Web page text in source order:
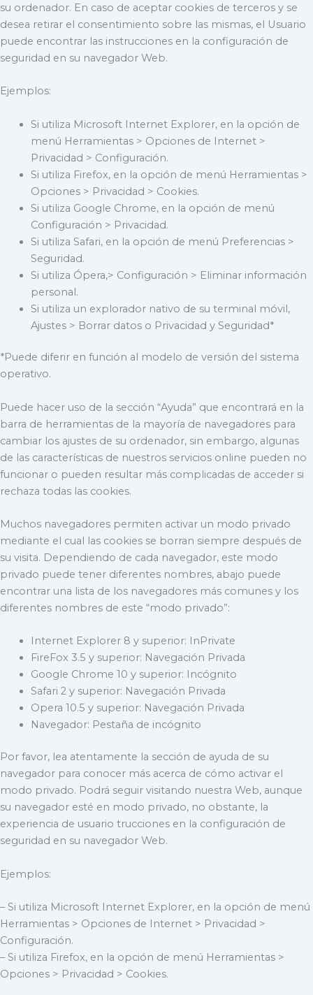
su ordenador. En caso de aceptar cookies de terceros y se
desea retirar el consentimiento sobre las mismas, el Usuario
puede encontrar las instrucciones en la configuración de
seguridad en su navegador Web.
Ejemplos:
Si utiliza Microsoft Internet Explorer, en la opción de
menú Herramientas > Opciones de Internet >
Privacidad > Configuración.
Si utiliza Firefox, en la opción de menú Herramientas >
Opciones > Privacidad > Cookies.
Si utiliza Google Chrome, en la opción de menú
Configuración > Privacidad.
Si utiliza Safari, en la opción de menú Preferencias >
Seguridad.
Si utiliza Ópera,> Configuración > Eliminar información
personal.
Si utiliza un explorador nativo de su terminal móvil,
Ajustes > Borrar datos o Privacidad y Seguridad*
*Puede diferir en función al modelo de versión del sistema
operativo.
Puede hacer uso de la sección “Ayuda” que encontrará en la
barra de herramientas de la mayoría de navegadores para
cambiar los ajustes de su ordenador, sin embargo, algunas
de las características de nuestros servicios online pueden no
funcionar o pueden resultar más complicadas de acceder si
rechaza todas las cookies.
Muchos navegadores permiten activar un modo privado
mediante el cual las cookies se borran siempre después de
su visita. Dependiendo de cada navegador, este modo
privado puede tener diferentes nombres, abajo puede
encontrar una lista de los navegadores más comunes y los
diferentes nombres de este “modo privado”:
Internet Explorer 8 y superior: InPrivate
FireFox 3.5 y superior: Navegación Privada
Google Chrome 10 y superior: Incógnito
Safari 2 y superior: Navegación Privada
Opera 10.5 y superior: Navegación Privada
Navegador: Pestaña de incógnito
Por favor, lea atentamente la sección de ayuda de su
navegador para conocer más acerca de cómo activar el
modo privado. Podrá seguir visitando nuestra Web, aunque
su navegador esté en modo privado, no obstante, la
experiencia de usuario trucciones en la configuración de
seguridad en su navegador Web.
Ejemplos:
– Si utiliza Microsoft Internet Explorer, en la opción de menú
Herramientas > Opciones de Internet > Privacidad >
Configuración.
– Si utiliza Firefox, en la opción de menú Herramientas >
Opciones > Privacidad > Cookies.